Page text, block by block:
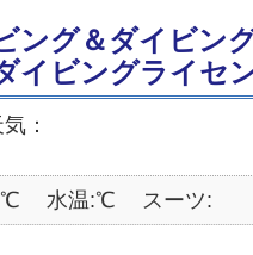
ング＆ダイビン
ビングライセ
：
水温:℃ スーツ: